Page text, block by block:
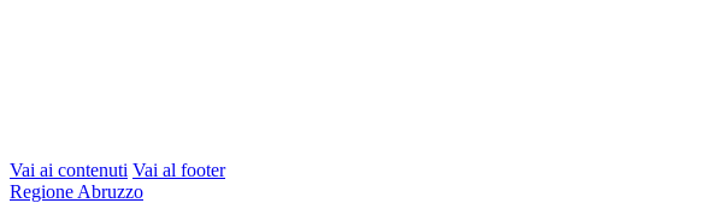
Vai ai contenuti Vai al footer
Regione Abruzzo